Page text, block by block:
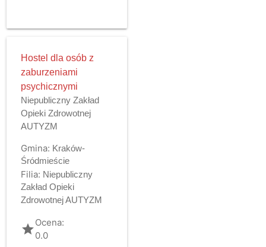
Hostel dla osób z
zaburzeniami
psychicznymi
Niepubliczny Zakład
Opieki Zdrowotnej
AUTYZM
Gmina: Kraków-
Śródmieście
Filia: Niepubliczny
Zakład Opieki
Zdrowotnej AUTYZM
gradeOcena:
0.0